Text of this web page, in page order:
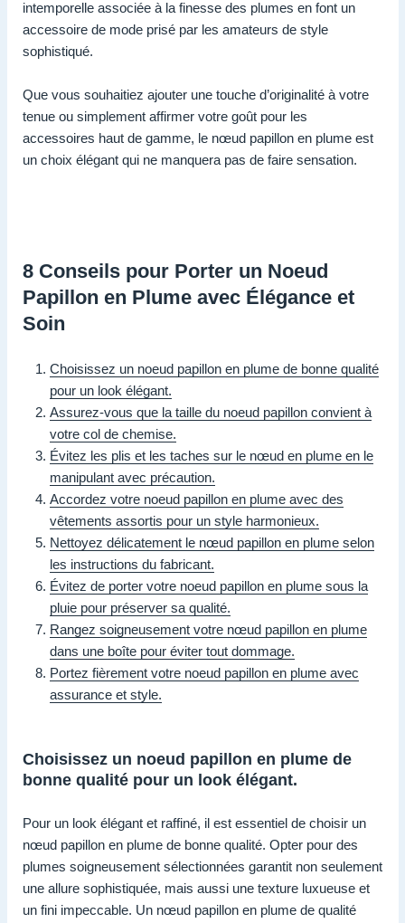
intemporelle associée à la finesse des plumes en font un
accessoire de mode prisé par les amateurs de style
sophistiqué.
Que vous souhaitiez ajouter une touche d’originalité à votre
tenue ou simplement affirmer votre goût pour les
accessoires haut de gamme, le nœud papillon en plume est
un choix élégant qui ne manquera pas de faire sensation.
8 Conseils pour Porter un Noeud
Papillon en Plume avec Élégance et
Soin
Choisissez un noeud papillon en plume de bonne qualité
pour un look élégant.
Assurez-vous que la taille du noeud papillon convient à
votre col de chemise.
Évitez les plis et les taches sur le nœud en plume en le
manipulant avec précaution.
Accordez votre noeud papillon en plume avec des
vêtements assortis pour un style harmonieux.
Nettoyez délicatement le nœud papillon en plume selon
les instructions du fabricant.
Évitez de porter votre noeud papillon en plume sous la
pluie pour préserver sa qualité.
Rangez soigneusement votre nœud papillon en plume
dans une boîte pour éviter tout dommage.
Portez fièrement votre noeud papillon en plume avec
assurance et style.
Choisissez un noeud papillon en plume de
bonne qualité pour un look élégant.
Pour un look élégant et raffiné, il est essentiel de choisir un
nœud papillon en plume de bonne qualité. Opter pour des
plumes soigneusement sélectionnées garantit non seulement
une allure sophistiquée, mais aussi une texture luxueuse et
un fini impeccable. Un nœud papillon en plume de qualité